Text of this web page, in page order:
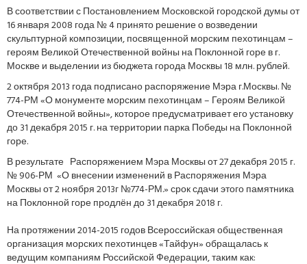
В соответствии с Постановлением Московской городской думы от
16 января 2008 года № 4 принято решение о возведении
скульптурной композиции, посвященной морским пехотинцам –
героям Великой Отечественной войны на Поклонной горе в г.
Москве и выделении из бюджета города Москвы 18 млн. рублей.
2 октября 2013 года подписано распоряжение Мэра г.Москвы. №
774-РМ «О монументе морским пехотинцам – Героям Великой
Отечественной войны», которое предусматривает его установку
до 31 декабря 2015 г. на территории парка Победы на Поклонной
горе.
В результате Распоряжением Мэра Москвы от 27 декабря 2015 г.
№ 906-РМ «О внесении изменений в Распоряжения Мэра
Москвы от 2 ноября 2013г №774-РМ.» срок сдачи этого памятника
на Поклонной горе продлён до 31 декабря 2018 г.
На протяжении 2014-2015 годов Всероссийская общественная
организация морских пехотинцев «Тайфун» обращалась к
ведущим компаниям Российской Федерации, таким как: